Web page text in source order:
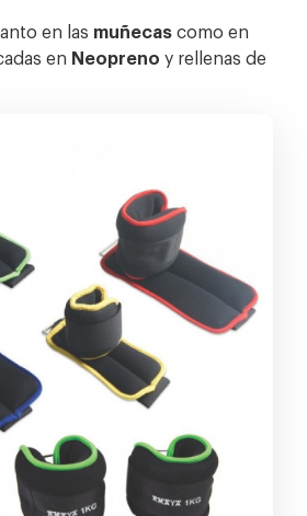
en las muñecascomo en
en Neopreno y rellenas de